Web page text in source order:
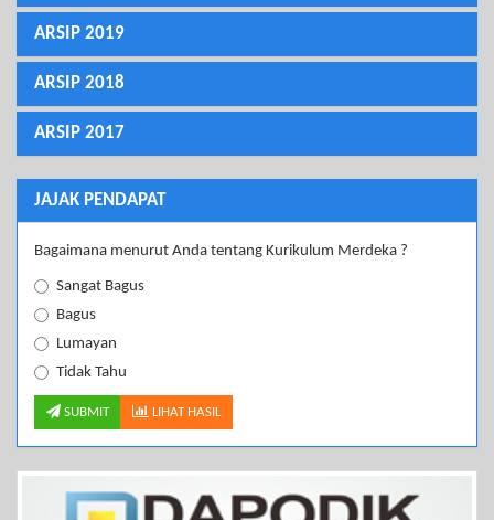
ARSIP 2019
ARSIP 2018
ARSIP 2017
JAJAK PENDAPAT
Bagaimana menurut Anda tentang Kurikulum Merdeka ?
Sangat Bagus
Bagus
Lumayan
Tidak Tahu
SUBMIT LIHAT HASIL